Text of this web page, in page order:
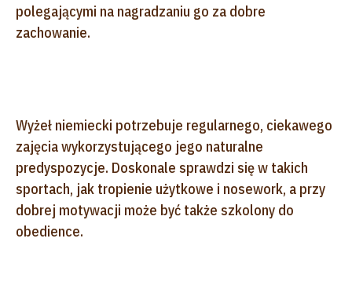
polegającymi na nagradzaniu go za dobre
zachowanie.
Wyżeł niemiecki potrzebuje regularnego, ciekawego
zajęcia wykorzystującego jego naturalne
predyspozycje. Doskonale sprawdzi się w takich
sportach, jak tropienie użytkowe i nosework, a przy
dobrej motywacji może być także szkolony do
obedience.